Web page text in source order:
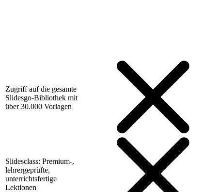
Zugriff auf die gesamte
Slidesgo-Bibliothek mit
über 30.000 Vorlagen
Slidesclass: Premium-,
lehrergeprüfte,
unterrichtsfertige
Lektionen